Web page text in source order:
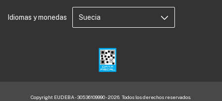
Idiomas y monedas
Copyright EUDEBA - 30536109990 - 2026. Todos los derechos reservados.